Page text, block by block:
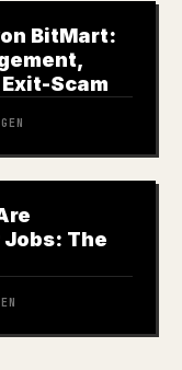
BitMart:
Scam
The